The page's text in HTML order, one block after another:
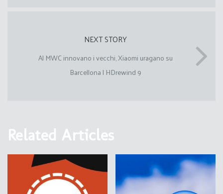
NEXT STORY
Al MWC innovano i vecchi, Xiaomi uragano su
Barcellona | HDrewind 9
Related Articles